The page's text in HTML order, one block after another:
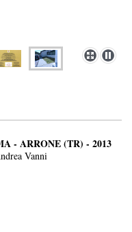
- ARRONE (TR) - 2013
Vanni